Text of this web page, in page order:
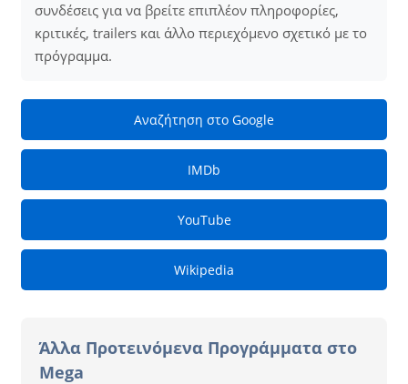
συνδέσεις για να βρείτε επιπλέον πληροφορίες,
κριτικές, trailers και άλλο περιεχόμενο σχετικό με το
πρόγραμμα.
Αναζήτηση στο Google
IMDb
YouTube
Wikipedia
Άλλα Προτεινόμενα Προγράμματα στο
Mega